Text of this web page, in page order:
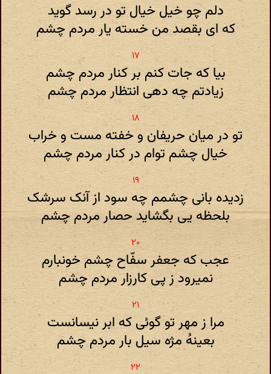
دلم چو خیل خیال تو در رسد گوید
که ای بقصد من خسته یار مردم چشم
بیا که جات کنم بر کنار مردم چشم
زیادتم چه دهی انتظار مردم چشم
تو در میان حریفان و خفته مست و خراب
خیال چشم توام در کنار مردم چشم
زدیده بانی چشمم چه سود از آنک سرشک
بلحظه یی بگشاید حصار مردم چشم
عجب که جعفر سفّاح چشم خونبارم
نمیرود ز پی کارزار مردم چشم
مرا ز مهر تو گوئی که ابر نیسانست
بعینهُ مژه سیل بار مردم چشم